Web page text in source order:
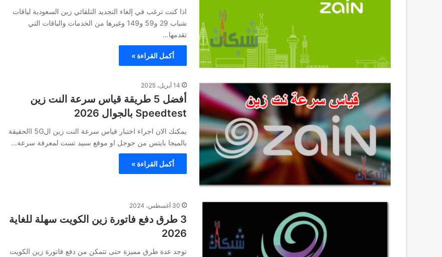
اذا كنت ترغب في إلغاء التجديد التلقائي زين السعودية لباقات
شباب 29 و59 و149 وغيرها من الخدمات والباقات التي
تقدمها…
أكمل القراءة »
14 أبريل، 2025
أفضل 5 طريقة قياس سرعة النت زين
Speedtest بالجوال 2026
يمكنك الان اجراء اختبار قياس سرعة النت زين ال5G االحقيقة
بالميجا بايتس من جوجل او موقع سبيد تست لمعرفة سرعة…
أكمل القراءة »
30 أغسطس، 2024
3 طرق دفع فاتورة زين الكويت سهلة للغاية
2026
توجد عدة طرق مميزة حتى تتمكن من دفع فاتورة زين الكويت